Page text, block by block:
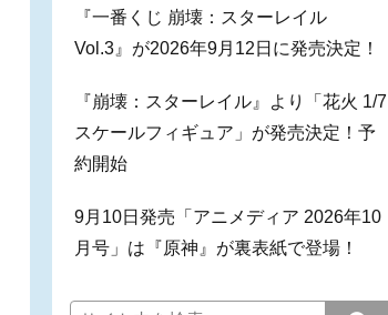
『一番くじ 崩壊：スターレイル
Vol.3』が2026年9月12日に発売決定！
『崩壊：スターレイル』より「花火 1/7
スケールフィギュア」が発売決定！予
約開始
9月10日発売「アニメディア 2026年10
月号」は『原神』が裏表紙で登場！